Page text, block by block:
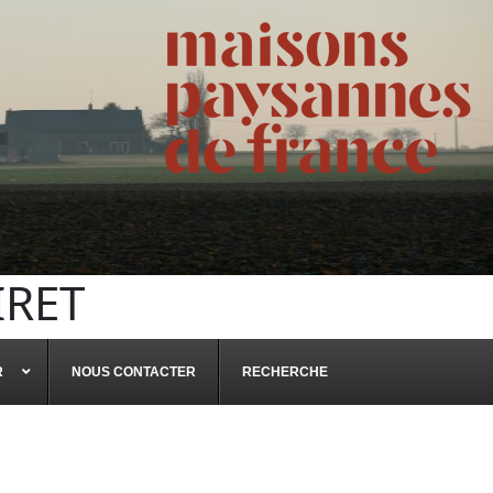
NOUS CONTACTER RECHERCHE